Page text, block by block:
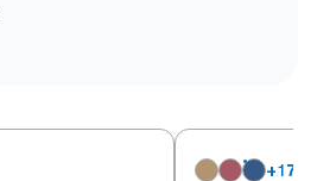
+17